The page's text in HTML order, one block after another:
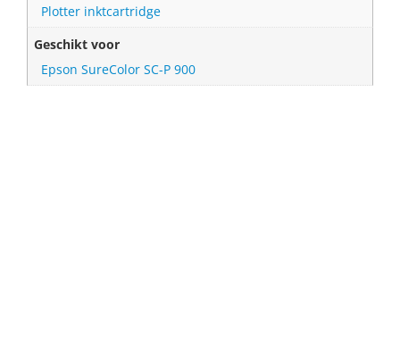
Plotter inktcartridge
Geschikt voor
Epson SureColor SC-P 900